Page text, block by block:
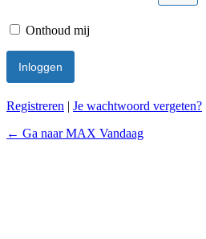
Onthoud mij
Registreren | Je wachtwoord vergeten?
← Ga naar MAX Vandaag